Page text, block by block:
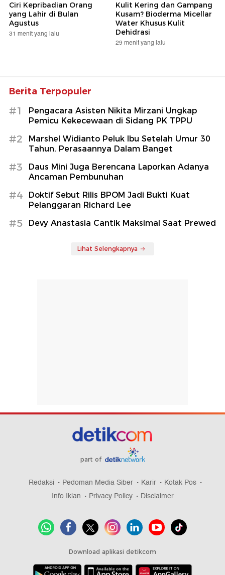
Ciri Kepribadian Orang
yang Lahir di Bulan
Agustus
31 menit yang lalu
Kulit Kering dan Gampang
Kusam? Bioderma Micellar
Water Khusus Kulit
Dehidrasi
29 menit yang lalu
Berita Terpopuler
#1
Pengacara Asisten Nikita Mirzani Ungkap
Pemicu Kekecewaan di Sidang PK TPPU
#2
Marshel Widianto Peluk Ibu Setelah Umur 30
Tahun, Perasaannya Dalam Banget
#3
Daus Mini Juga Berencana Laporkan Adanya
Ancaman Pembunuhan
#4
Doktif Sebut Rilis BPOM Jadi Bukti Kuat
Pelanggaran Richard Lee
#5 Devy Anastasia Cantik Maksimal Saat Prewed
Lihat Selengkapnya
part of
Redaksi Pedoman Media Siber Karir
Kotak Pos
Info Iklan
Privacy Policy Disclaimer
Download aplikasi detikcom